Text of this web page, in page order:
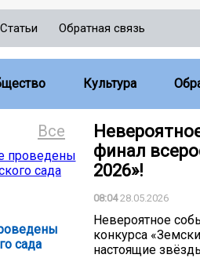
Статьи Обратная связь
Культура
Все
сада
финал
2026»!
08:0428.05.2026
Невероятное
конкурса
настоящие